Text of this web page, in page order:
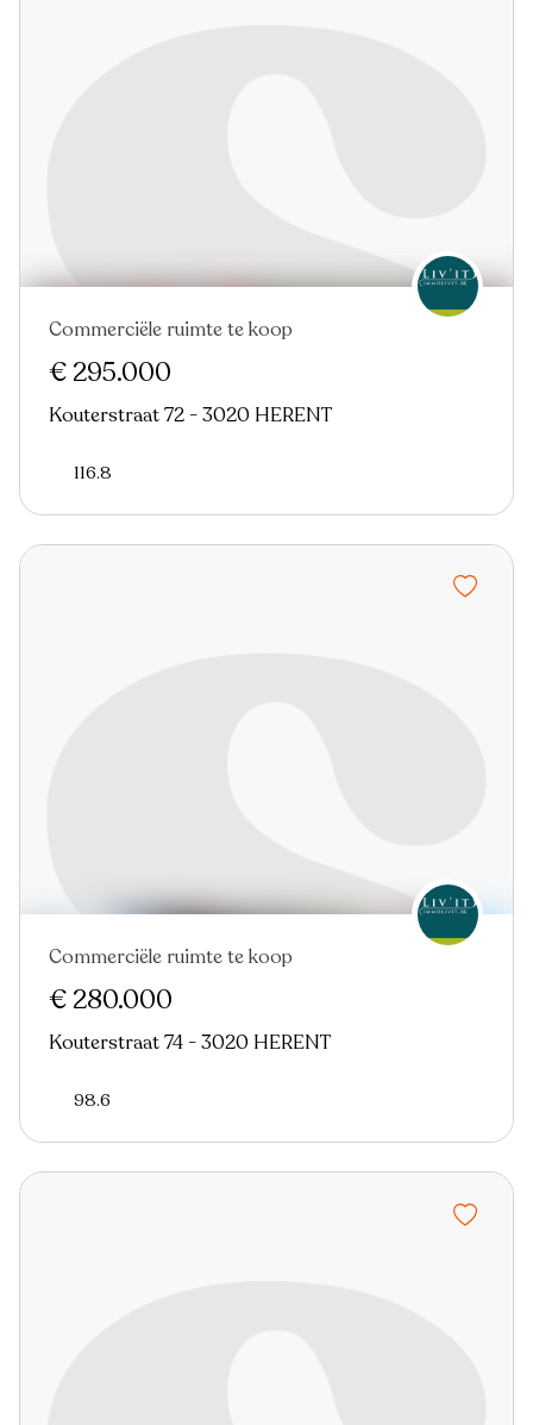
Commerciële ruimte te koop
€ 295.000
Kouterstraat 72 - 3020 HERENT
116.8
Commerciële ruimte te koop
€ 280.000
Kouterstraat 74 - 3020 HERENT
98.6